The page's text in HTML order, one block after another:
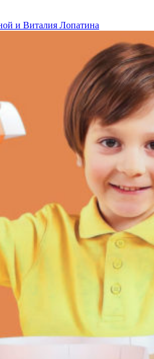
и Виталия Лопатина